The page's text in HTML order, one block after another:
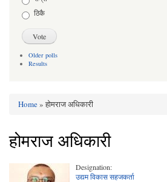
ठिकै
Older polls
Results
Home» होमराज अधिकारी
होमराज अधिकारी
Designation:
उद्यम विकास सहजकर्ता